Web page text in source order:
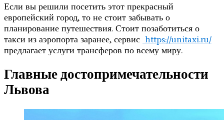
Если вы решили посетить этот прекрасный
европейский город, то не стоит забывать о
планирование путешествия. Стоит позаботиться о
такси из аэропорта заранее, сервис https://unitaxi.ru/
предлагает услуги трансферов по всему миру.
Главные достопримечательности
Львова